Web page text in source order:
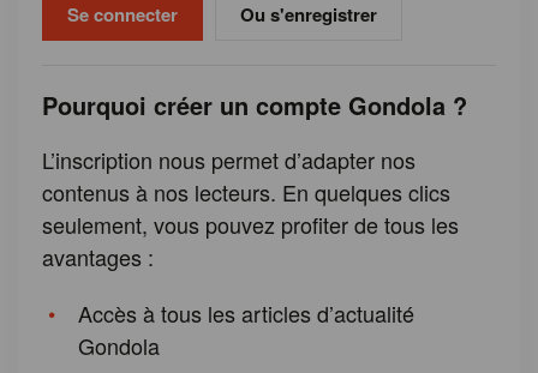
Ou s'enregistrer
Pourquoi créer un compte Gondola ?
L’inscription nous permet d’adapter nos
contenus à nos lecteurs. En quelques clics
seulement, vous pouvez profiter de tous les
avantages :
Accès à tous les articles d’actualité
Gondola